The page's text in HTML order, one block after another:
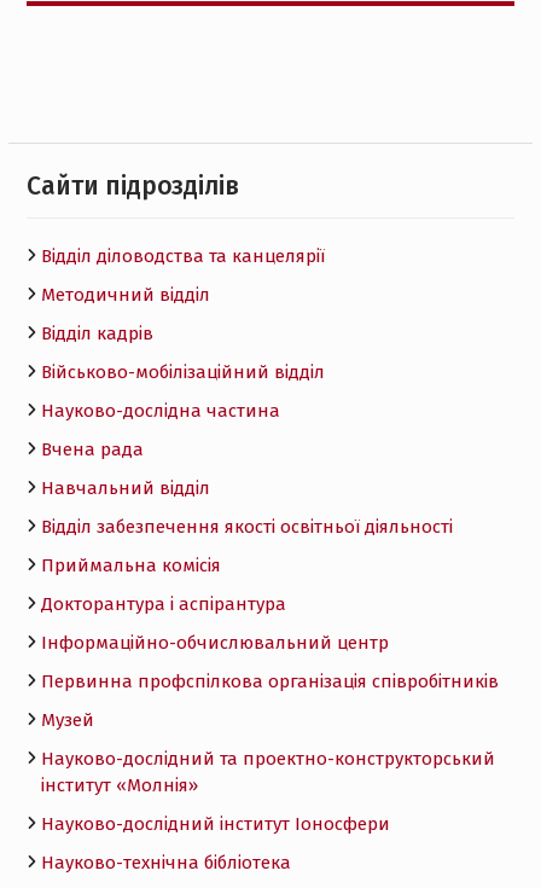
Cайти підрозділів
Відділ діловодства та канцелярії
Методичний відділ
Відділ кадрів
Військово-мобілізаційний відділ
Науково-дослідна частина
Вчена рада
Навчальний відділ
Відділ забезпечення якості освітньої діяльності
Приймальна комісія
Докторантура і аспірантура
Інформаційно-обчислювальний центр
Первинна профспілкова організація співробітників
Музей
Науково-дослідний та проектно-конструкторський
інститут «Молнія»
Науково-дослідний інститут Іоносфери
Науково-технічна бібліотека